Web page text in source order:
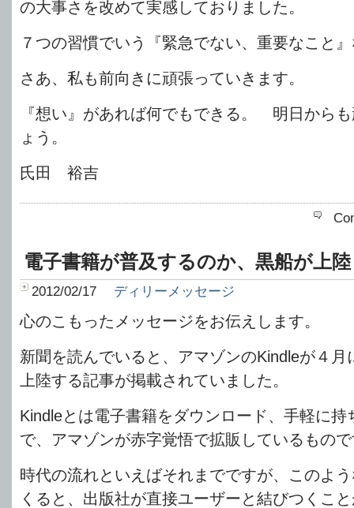
の大事さを改めて実感しておりました。
７つの習慣でいう『緊急でない、重要なこと
さあ、私も前向きに頑張っていきます。
『想い』があれば何でもできる。 明日から
ょう。
氏田 裕吉
電子書籍が普及するのか、黒船が上陸
2012/02/17 ディリーメッセージ
心のこもったメッセージをお伝えします。
新聞を読んでいると、アマゾンのKindleが４月
上陸する記事が掲載されていました。
Kindleとは電子書籍をダウンロード、手軽に持
で、アマゾンが赤字覚悟で拡販しているもの
時代の流れといえばそれまでですが、このよ
くると、出版社が直接ユーザーと結びつくこ